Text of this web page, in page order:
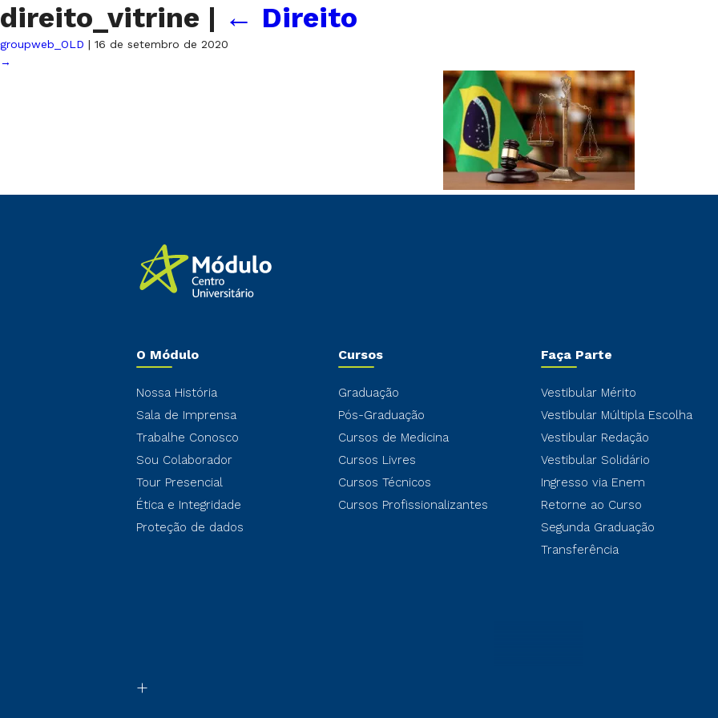
direito_vitrine | ← Direito
groupweb_OLD | 16 de setembro de 2020
→
O Módulo
Nossa História
Sala de Imprensa
Trabalhe Conosco
Sou Colaborador
Tour Presencial
Ética e Integridade
Proteção de dados
Cursos
Graduação
Pós-Graduação
Cursos de Medicina
Cursos Livres
Cursos Técnicos
Cursos Profissionalizantes
Faça Parte
Vestibular Mérito
Vestibular Múltipla Escolha
Vestibular Redação
Vestibular Solidário
Ingresso via Enem
Retorne ao Curso
Segunda Graduação
Transferência